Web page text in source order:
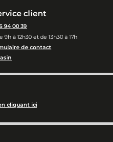
client
94 00 39
à 12h30 et de 13h30 à 17h
de contact
cliquant ici